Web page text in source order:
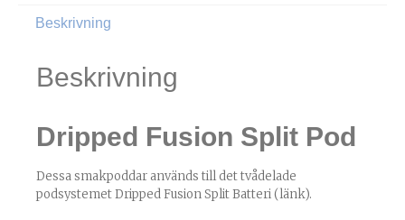
Beskrivning
Beskrivning
Dripped Fusion Split Pod
Dessa smakpoddar används till det tvådelade
podsystemetDripped Fusion Split Batteri (länk).